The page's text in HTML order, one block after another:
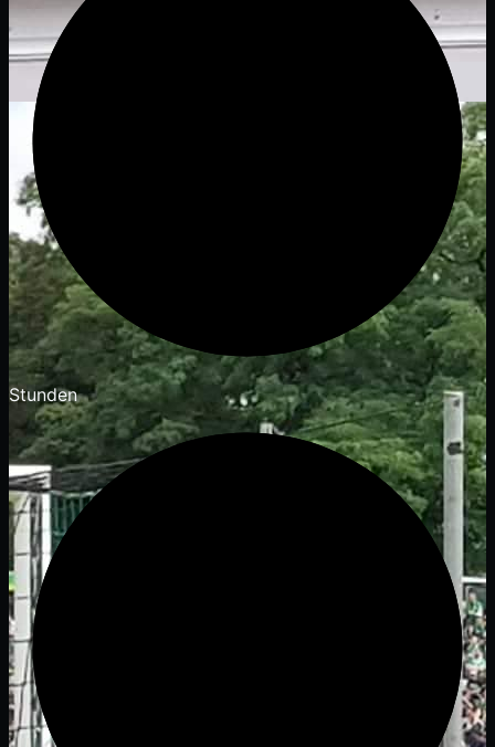
Stunden